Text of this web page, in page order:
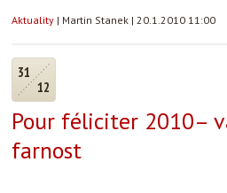
Aktuality | Martin Stanek | 20.1.2010 11:00
31
12
Pour féliciter 2010–
farnost